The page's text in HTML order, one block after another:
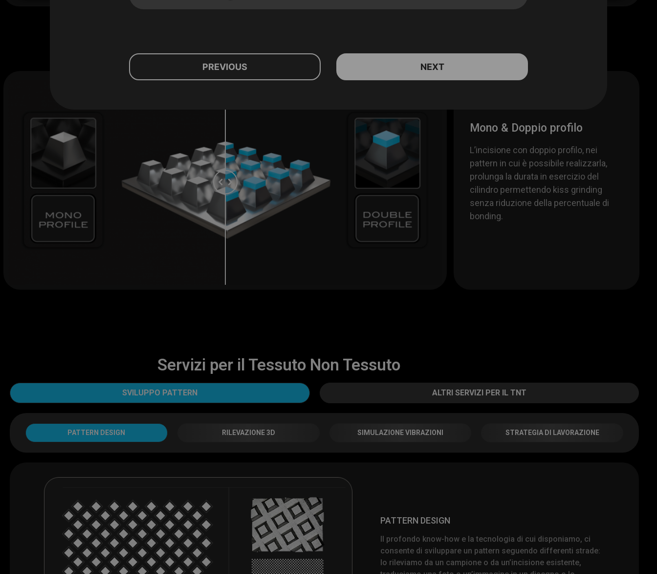
Mono & Doppio profilo
L’incisione con doppio profilo, nei
pattern in cui è possibile realizzarla,
prolunga la durata in esercizio del
cilindro permettendo kiss grinding
senza riduzione della percentuale di
bonding.
Servizi per il Tessuto Non Tessuto
SVILUPPO PATTERN ALTRI SERVIZI PER IL TNT
PATTERN DESIGN RILEVAZIONE 3D SIMULAZIONE VIBRAZIONI STRATEGIA DI LAVORAZIONE
PATTERN DESIGN
Il profondo know-how e la tecnologia di cui disponiamo, ci
consente di sviluppare un pattern seguendo differenti strade:
lo rileviamo da un campione o da un’incisione esistente,
PREVIOUS NEXT